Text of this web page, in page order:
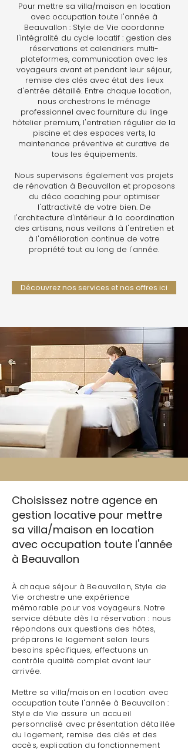
Pour mettre sa villa/maison en location
avec occupation toute l'année à
Beauvallon : Style de Vie coordonne
l'intégralité du cycle locatif : gestion des
réservations et calendriers multi-
plateformes, communication avec les
voyageurs avant et pendant leur séjour,
remise des clés avec état des lieux
d'entrée détaillé. Entre chaque location,
nous orchestrons le ménage
professionnel avec fourniture du linge
hôtelier premium, l'entretien régulier de la
piscine et des espaces verts, la
maintenance préventive et curative de
tous les équipements.
Nous supervisons également vos projets
de rénovation à Beauvallon et proposons
du déco coaching pour optimiser
l'attractivité de votre bien. De
l'architecture d'intérieur à la coordination
des artisans, nous veillons à l'entretien et
à l'amélioration continue de votre
propriété tout au long de l'année.
Découvrez nos services et nos offres ici
Choisissez notre agence en
gestion locative pour mettre
sa villa/maison en location
avec occupation toute l'année
à Beauvallon
À chaque séjour à Beauvallon, Style de
Vie orchestre une expérience
mémorable pour vos voyageurs. Notre
service débute dès la réservation : nous
répondons aux questions des hôtes,
préparons le logement selon leurs
besoins spécifiques, effectuons un
contrôle qualité complet avant leur
arrivée.
Mettre sa villa/maison en location avec
occupation toute l'année à Beauvallon :
Style de Vie assure un accueil
personnalisé avec présentation détaillée
du logement, remise des clés et des
accès, explication du fonctionnement